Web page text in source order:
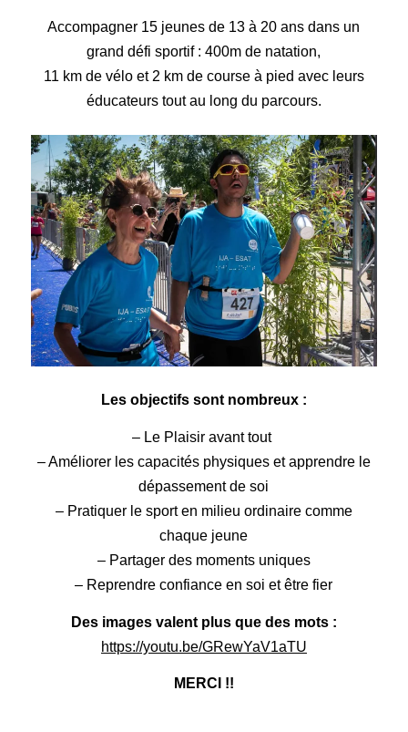
Accompagner 15 jeunes de 13 à 20 ans dans un
grand défi sportif : 400m de natation,
11 km de vélo et 2 km de course à pied avec leurs
éducateurs tout au long du parcours.
Les objectifs sont nombreux :
– Le Plaisir avant tout
– Améliorer les capacités physiques et apprendre le
dépassement de soi
– Pratiquer le sport en milieu ordinaire comme
chaque jeune
– Partager des moments uniques
– Reprendre confiance en soi et être fier
Des images valent plus que des mots :
https://youtu.be/GRewYaV1aTU
MERCI !!